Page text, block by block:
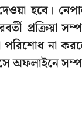
হবে।
প্রক্রিয়া
পরিশোধ না
অফলাইনে